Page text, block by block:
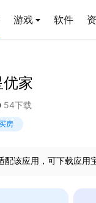
游戏 软件
家
54下载
房
配该应用，可下载应用